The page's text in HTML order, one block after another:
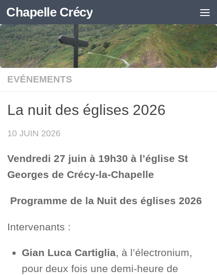
Skip to content
Chapelle Crécy
EVÉNEMENTS
La nuit des églises 2026
10 JUIN 2026
Vendredi 27 juin à 19h30 à l’église St
Georges de Crécy-la-Chapelle
Programme de la Nuit des églises 2026
Intervenants :
Gian Luca Cartiglia, à l’électronium,
pour deux fois une demi‑heure de